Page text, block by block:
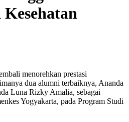
menorehkan prestasi
dua alumni terbaiknya, Ananda
Luna Rizky Amalia, sebagai
Yogyakarta, pada Program Studi